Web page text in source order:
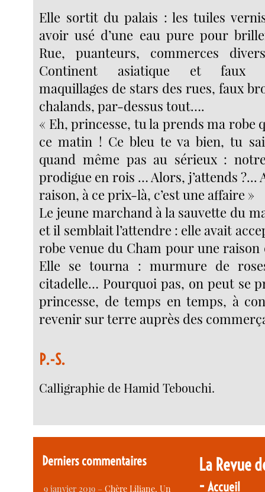
Elle sortit du palais : les tuiles
avoir usé d’une eau pure pour
Rue, puanteurs, commerces
Continent asiatique et faux
maquillages de stars des rues, faux
chalands, par-dessus tout….
« Eh, princesse, tu la prends ma robe
ce matin ! Ce bleu te va bien, tu
quand même pas au sérieux :
prodigue en rois … Alors, j’attends ?...
raison, à ce prix-là, c’est une affaire »
Le jeune marchand à la sauvette du
et il semblait l’attendre : elle avait
robe venue du Cham pour une
Elle se tourna : murmure de
citadelle… Pourquoi pas, on peut se
princesse, de temps en temps, à
revenir sur terre auprès des
P.-S.
Calligraphie de Hamid Tebouchi.
Derniers commentaires
9 janvier 2019 –Chère Liliane, Un
La Revue
-Accueil